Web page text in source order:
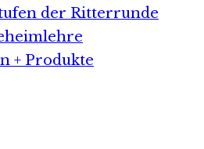
der Ritterrunde
+ Produkte